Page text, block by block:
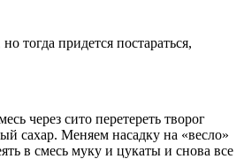
тогда придется постараться,
через сито перетереть творог
сахар. Меняем насадку на «весло»
в смесь муку и цукаты и снова все